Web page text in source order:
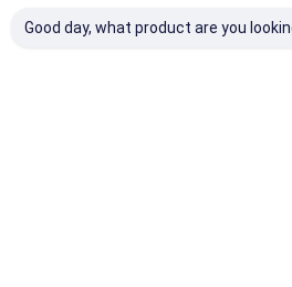
Good day, what product are you